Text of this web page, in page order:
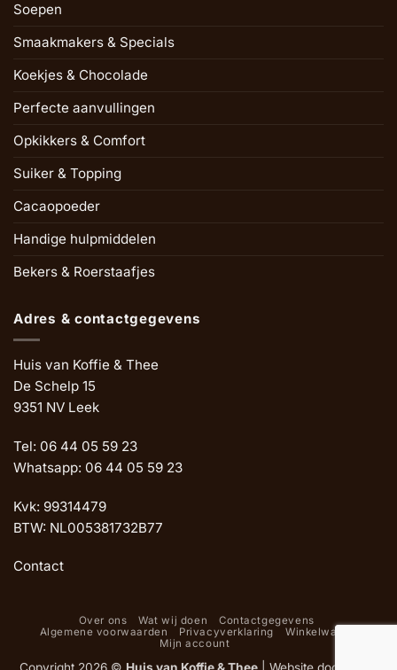
Soepen
Smaakmakers & Specials
Koekjes & Chocolade
Perfecte aanvullingen
Opkikkers & Comfort
Suiker & Topping
Cacaopoeder
Handige hulpmiddelen
Bekers & Roerstaafjes
Adres & contactgegevens
Huis van Koffie & Thee
De Schelp 15
9351 NV Leek
Tel: 06 44 05 59 23
Whatsapp: 06 44 05 59 23
Kvk: 99314479
BTW: NL005381732B77
Contact
Over ons Wat wij doen
Contactgegevens
Algemene voorwaarden
Privacyverklaring
Winkelwagen
Mijn account